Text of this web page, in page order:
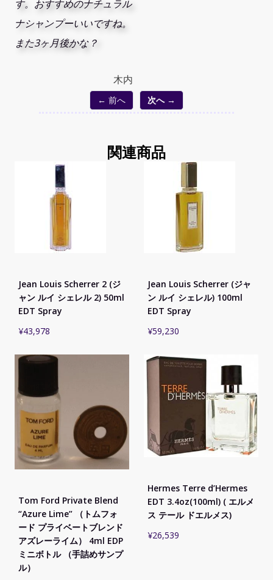
す。おすすめのナチュラル
ナシャンプーいいですね。
また3ヶ月後かな？
木内
← 前へ 次へ →
関連商品
Jean Louis Scherrer 2 (ジ
ャン ルイ シェレル 2) 50ml
EDT Spray
¥43,978
Jean Louis Scherrer (ジャ
ン ルイ シェレル) 100ml
EDT Spray
¥59,230
Tom Ford Private Blend
“Azure Lime” （トムフォ
ード プライベートブレンド
アズレーライム） 4ml EDP
ミニボトル （手詰めサンプ
ル）
Hermes Terre d’Hermes
EDT 3.4oz(100ml) ( エルメ
ス テール ドエルメス)
¥26,539